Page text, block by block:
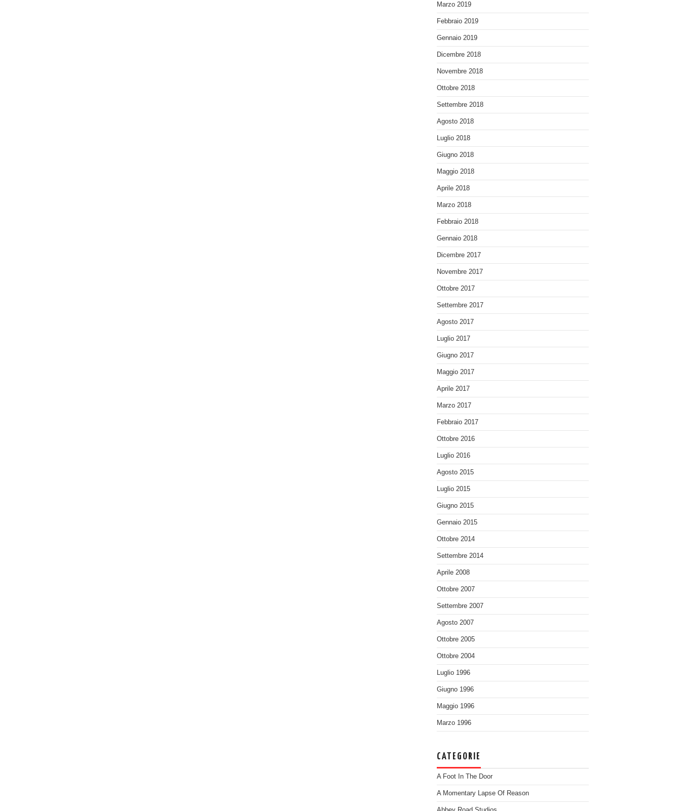
Marzo 2019
Febbraio 2019
Gennaio 2019
Dicembre 2018
Novembre 2018
Ottobre 2018
Settembre 2018
Agosto 2018
Luglio 2018
Giugno 2018
Maggio 2018
Aprile 2018
Marzo 2018
Febbraio 2018
Gennaio 2018
Dicembre 2017
Novembre 2017
Ottobre 2017
Settembre 2017
Agosto 2017
Luglio 2017
Giugno 2017
Maggio 2017
Aprile 2017
Marzo 2017
Febbraio 2017
Ottobre 2016
Luglio 2016
Agosto 2015
Luglio 2015
Giugno 2015
Gennaio 2015
Ottobre 2014
Settembre 2014
Aprile 2008
Ottobre 2007
Settembre 2007
Agosto 2007
Ottobre 2005
Ottobre 2004
Luglio 1996
Giugno 1996
Maggio 1996
Marzo 1996
CATEGORIE
A Foot In The Door
A Momentary Lapse Of Reason